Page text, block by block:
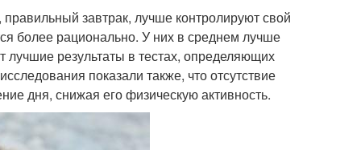
завтрак, лучше контролируют свой
более рационально. У них в среднем лучше
лучшие результаты в тестах, определяющих
показали также, что отсутствие
дня, снижая его физическую активность.